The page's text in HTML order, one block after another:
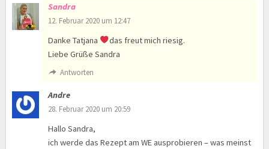
Sandra
12. Februar 2020 um 12:47
Danke Tatjana
das freut mich riesig.
Liebe Grüße Sandra
Antworten
Andre
28. Februar 2020 um 20:59
Hallo Sandra,
ich werde das Rezept am WE ausprobieren – was meinst